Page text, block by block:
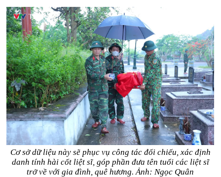
Cơ sở dữ liệu này sẽ phục vụ công tác đối chiếu, xác định
danh tính hài cốt liệt sĩ, góp phần đưa tên tuổi các liệt sĩ
trở về với gia đình, quê hương. Ảnh: Ngọc Quân